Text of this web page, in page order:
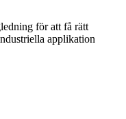
för att få rätt
applikation